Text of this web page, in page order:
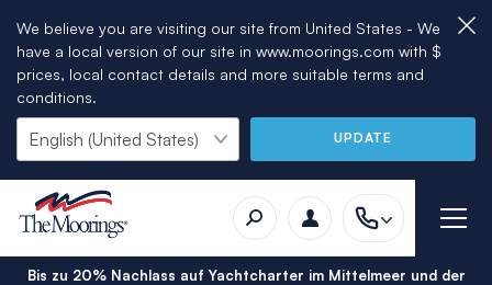
We believe you are visiting our site from United States - We
have a local version of our site in www.moorings.com with $
prices, local contact details and more suitable terms and
conditions.
UPDATE
Bis zu 20% Nachlass auf Yachtcharter im Mittelmeer und der